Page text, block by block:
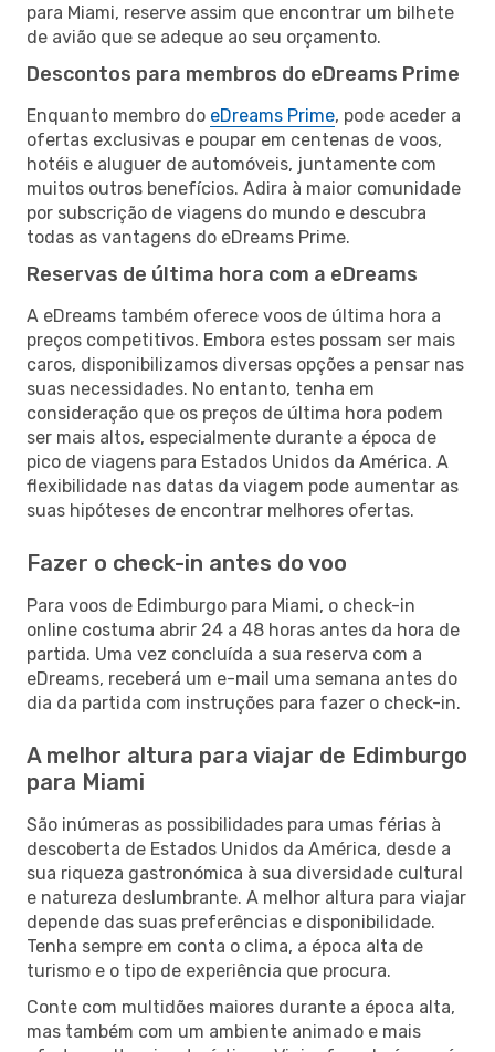
para Miami, reserve assim que encontrar um bilhete
de avião que se adeque ao seu orçamento.
Descontos para membros do eDreams Prime
Enquanto membro do eDreams Prime, pode aceder a
ofertas exclusivas e poupar em centenas de voos,
hotéis e aluguer de automóveis, juntamente com
muitos outros benefícios. Adira à maior comunidade
por subscrição de viagens do mundo e descubra
todas as vantagens do eDreams Prime.
Reservas de última hora com a eDreams
A eDreams também oferece voos de última hora a
preços competitivos. Embora estes possam ser mais
caros, disponibilizamos diversas opções a pensar nas
suas necessidades. No entanto, tenha em
consideração que os preços de última hora podem
ser mais altos, especialmente durante a época de
pico de viagens para Estados Unidos da América. A
flexibilidade nas datas da viagem pode aumentar as
suas hipóteses de encontrar melhores ofertas.
Fazer o check-in antes do voo
Para voos de Edimburgo para Miami, o check-in
online costuma abrir 24 a 48 horas antes da hora de
partida. Uma vez concluída a sua reserva com a
eDreams, receberá um e-mail uma semana antes do
dia da partida com instruções para fazer o check-in.
A melhor altura para viajar de Edimburgo
para Miami
São inúmeras as possibilidades para umas férias à
descoberta de Estados Unidos da América, desde a
sua riqueza gastronómica à sua diversidade cultural
e natureza deslumbrante. A melhor altura para viajar
depende das suas preferências e disponibilidade.
Tenha sempre em conta o clima, a época alta de
turismo e o tipo de experiência que procura.
Conte com multidões maiores durante a época alta,
mas também com um ambiente animado e mais